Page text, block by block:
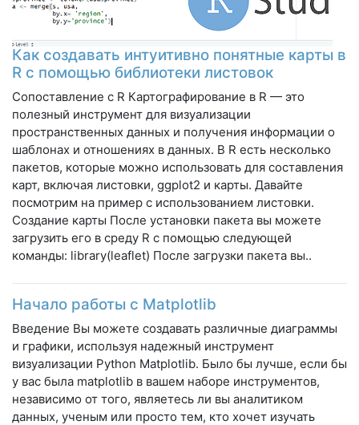
Как создавать интуитивно понятные карты в
R с помощью библиотеки листовок
Сопоставление с R Картографирование в R — это
полезный инструмент для визуализации
пространственных данных и получения информации о
шаблонах и отношениях в данных. В R есть несколько
пакетов, которые можно использовать для составления
карт, включая листовки, ggplot2 и карты. Давайте
посмотрим на пример с использованием листовки.
Создание карты После установки пакета вы можете
загрузить его в среду R с помощью следующей
команды: library(leaflet) После загрузки пакета вы..
Начало работы с Matplotlib
Введение Вы можете создавать различные диаграммы
и графики, используя надежный инструмент
визуализации Python Matplotlib. Было бы лучше, если бы
у вас была matplotlib в вашем наборе инструментов,
независимо от того, являетесь ли вы аналитиком
данных, ученым или просто тем, кто хочет изучать